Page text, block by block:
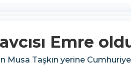
Emre
Taşkın yerine